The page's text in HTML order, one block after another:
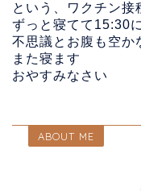
という、ワクチン接
ずっと寝てて15:30
不思議とお腹も空か
また寝ます
おやすみなさい
ABOUT ME